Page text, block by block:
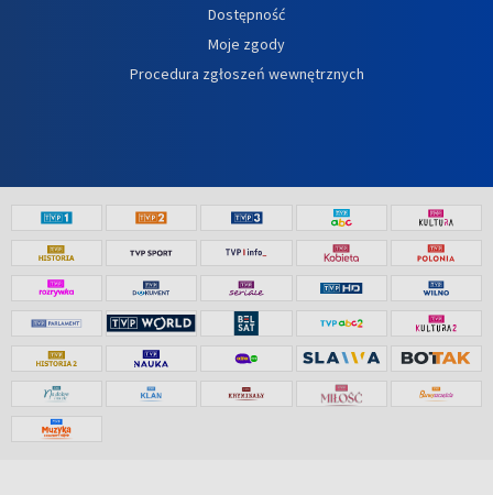
Dostępność
Moje zgody
Procedura zgłoszeń wewnętrznych